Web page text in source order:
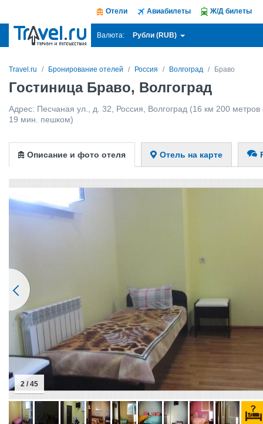
Отели Авиабилеты Ж/Д билеты
Валюта: Рубли (RUB)
Travel.ru Бронирование отелей Россия Волгоград Браво
Гостиница Браво, Волгоград
Адрес: Песчаная ул., д. 32 Россия Волгоград (16 км 200 метров
19 мин. пешком)
Описание и фото отеля Отель на карте
2 / 45